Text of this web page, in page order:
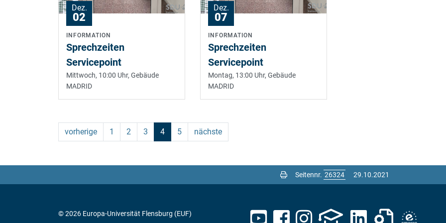
Dez.
02
INFORMATION
Sprechzeiten
Servicepoint
Mittwoch, 10:00 Uhr, Gebäude
MADRID
Dez.
07
INFORMATION
Sprechzeiten
Servicepoint
Montag, 13:00 Uhr, Gebäude
MADRID
vorherige 1 2 3 4(current)
5 nächste
Seitennr. 29.10.2021
© 2026 Europa-Universität Flensburg (EUF)